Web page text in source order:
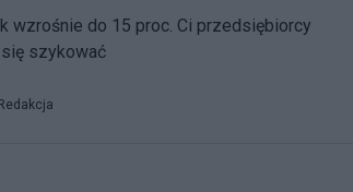
wzrośnie do 15 proc. Ci przedsiębiorcy
szykować
Redakcja